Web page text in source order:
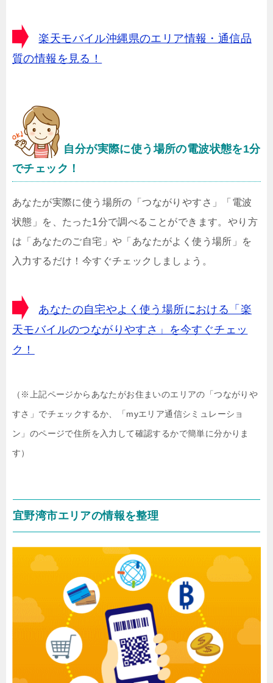
楽天モバイル沖縄県のエリア情報・通信品
質の情報を見る！
自分が実際に使う場所の電波状態を1分
でチェック！
あなたが実際に使う場所の「つながりやすさ」「電波
状態」を、たった1分で調べることができます。やり方
は「あなたのご自宅」や「あなたがよく使う場所」を
入力するだけ！今すぐチェックしましょう。
あなたの自宅やよく使う場所における「楽
天モバイルのつながりやすさ」を今すぐチェッ
ク！
（※上記ページからあなたがお住まいのエリアの「つながりや
すさ」でチェックするか、「myエリア通信シミュレーショ
ン」のページで住所を入力して確認するかで簡単に分かりま
す）
宜野湾市エリアの情報を整理